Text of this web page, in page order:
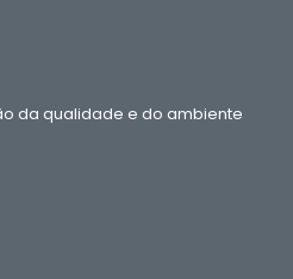
da qualidade e do ambiente